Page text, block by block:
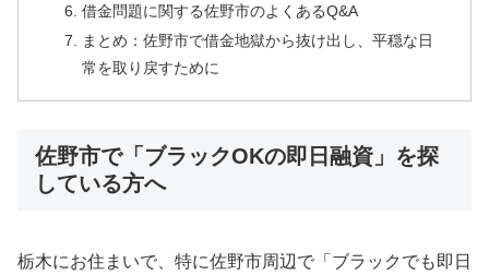
借金問題に関する佐野市のよくあるQ&A
まとめ：佐野市で借金地獄から抜け出し、平穏な日
常を取り戻すために
佐野市で「ブラックOKの即日融資」を探
している方へ
栃木にお住まいで、特に佐野市周辺で「ブラックでも即日